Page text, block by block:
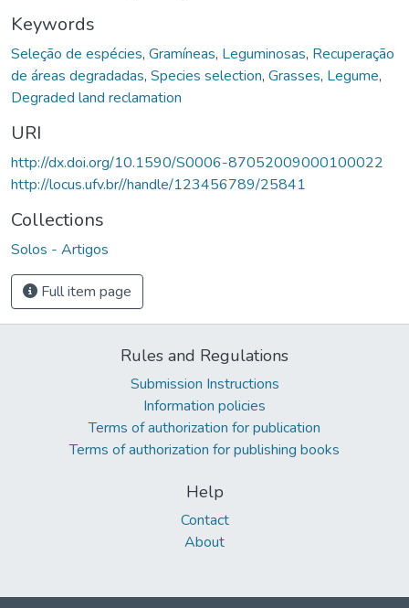
Keywords
Seleção de espécies, Gramíneas, Leguminosas, Recuperação
de áreas degradadas, Species selection, Grasses, Legume,
Degraded land reclamation
URI
http://dx.doi.org/10.1590/S0006-87052009000100022
http://locus.ufv.br//handle/123456789/25841
Collections
Solos - Artigos
Full item page
Rules and Regulations
Submission Instructions
Information policies
Terms of authorization for publication
Terms of authorization for publishing books
Help
Contact
About